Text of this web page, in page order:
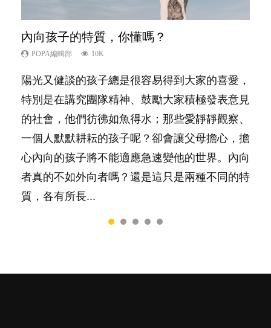
內向孩子的特質，你懂嗎？
POPA編輯部 10K
陽光又健談的孩子總是很容易得到大家的喜愛，
特別是在講究團隊精神、鼓勵大家積極發表意見
的社會，他們彷彿如魚得水；那些愛靜靜觀察、
一個人默默耕耘的孩子呢？卻會讓父母擔心，擔
心內向的孩子將不能適應急速變他的世界。內向
者真的不如外向者嗎？還是這只是兩種不同的特
質，各有所長...
夫妻必看！經營婚姻，沒捷徑
POPA編輯部 22.9K
你是不是也曾經以為只要跟相愛的人結婚，就自
然能走到白頭，但生了孩子卻發現事情不如你所
料？ 經營婚姻，不如我們想像的簡單，卻也不
是大家說得那麼難。一起來認識婚姻的真相！...
想孩子學好外語，點做好？
POPA編輯部 9.9K
有人話學多種語言越早開始越好，有人卻說一時
間太多語言，會令孩子感到混淆，到底誰是誰
非？聽聽專家怎樣說，解開語言學習的迷思～...
孩子能力天注定？
POPA編輯部 7.9K
很多父母都希望孩子係個「叻仔叻女」，學業別
太差，日常自理井井有條。這樣的孩子是萬中無
一，還是魚與熊掌，不能兼得？...
愛孩子也別忘了愛自己，父母如何關顧自
己的身心靈？
照顧孩子衣食住行、陪同兒女應對功課測驗，還
要陪玩製造親子時間，尚要處理家中雜項要
務……當父母的，有千百個任務要做。可惜，有
一樣重要至極的，總被遺漏——關注自己的情緒
和心理健康。...